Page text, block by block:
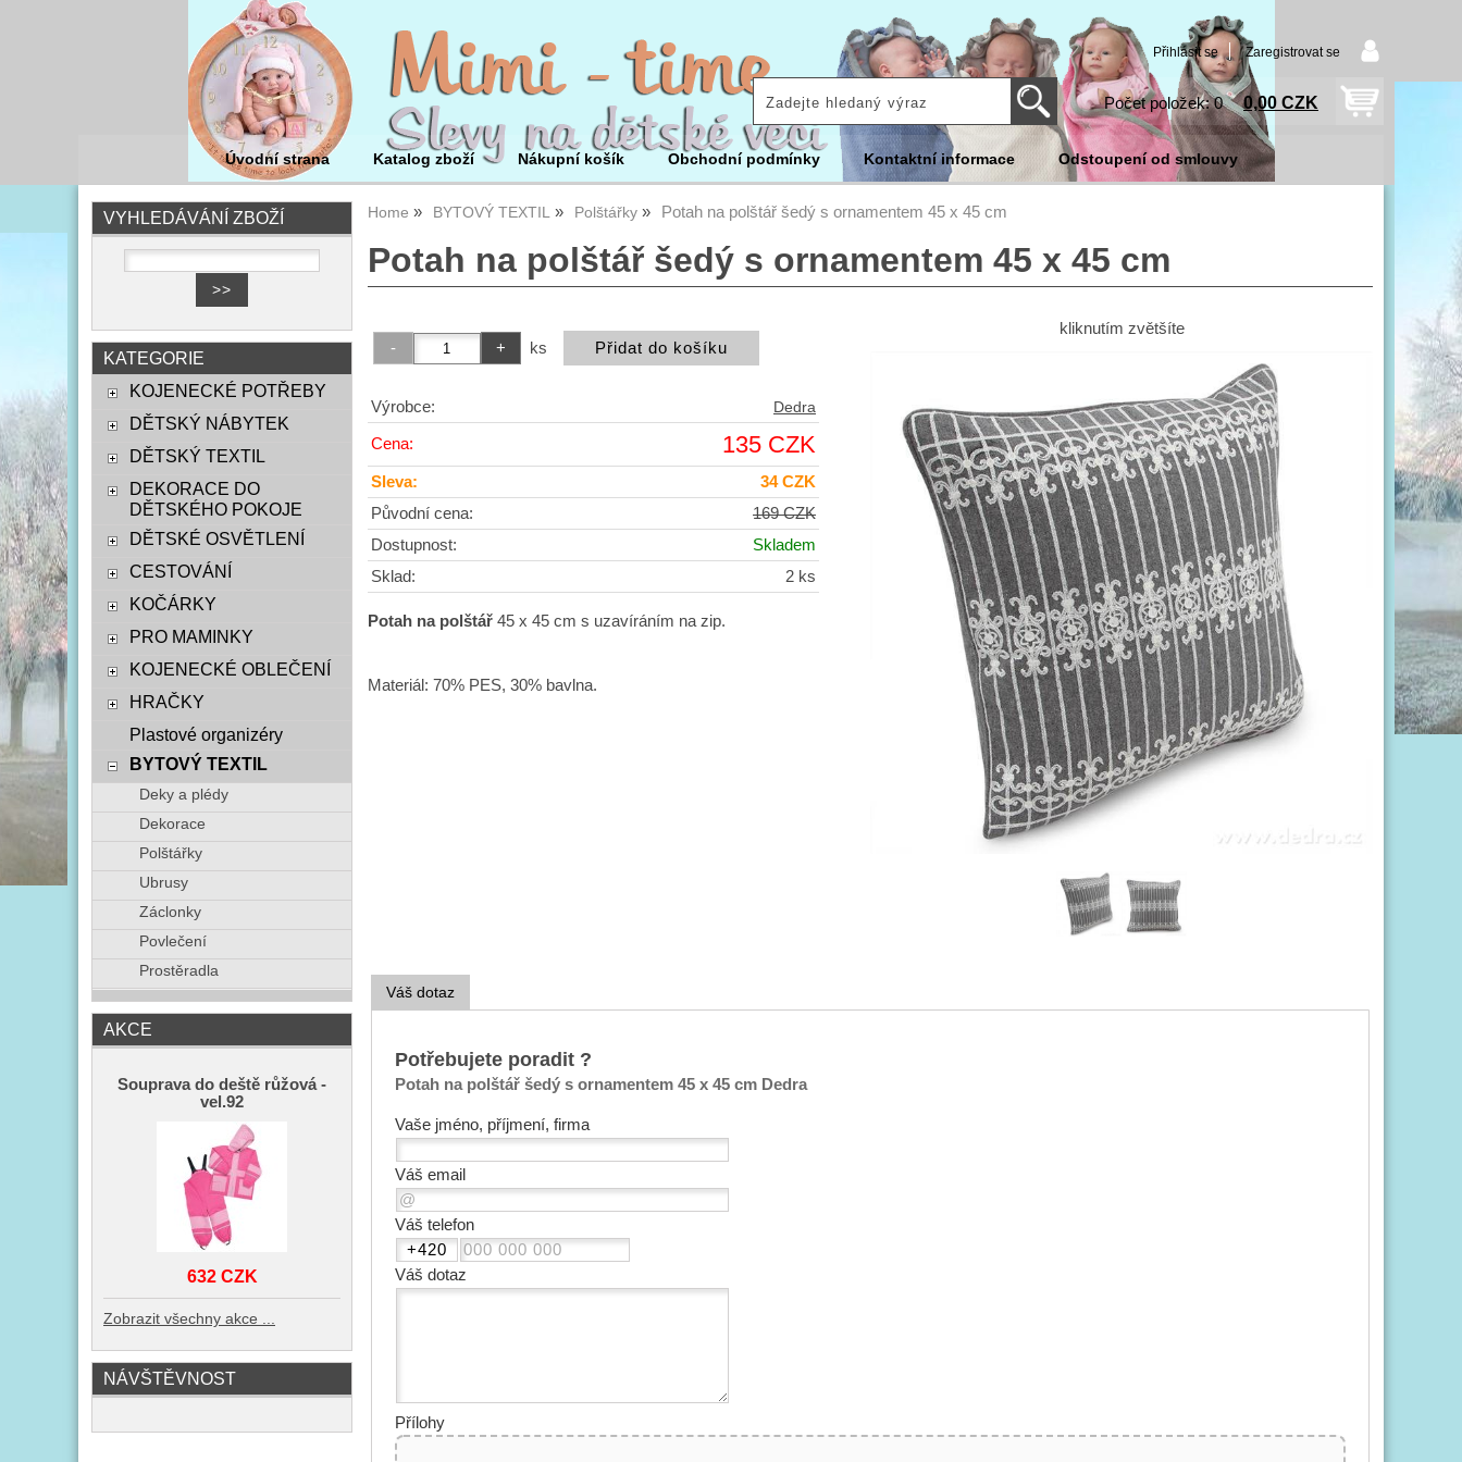
Přihlásit se Zaregistrovat se
Počet položek: 0 0,00 CZK
Úvodní strana Katalog zboží Nákupní košík Obchodní podmínky Kontaktní informace Odstoupení od smlouvy
Home BYTOVÝ TEXTIL Polštářky Potah na polštář šedý s ornamentem 45 x 45 cm
Potah na polštář šedý s ornamentem 45 x 45 cm
kliknutím zvětšíte
ks
Výrobce: Dedra
Cena: 135 CZK
Sleva:
34 CZK
Původní cena:
169 CZK
Dostupnost:
Skladem
Sklad:
2 ks
Potah na polštář 45 x 45 cm s uzavíráním na zip.
Materiál: 70% PES, 30% bavlna.
Váš dotaz
Potřebujete poradit ?
Potah na polštář šedý s ornamentem 45 x 45 cm Dedra
Vaše jméno, příjmení, firma
Váš email
Váš telefon
Váš dotaz
Přílohy
VYHLEDÁVÁNÍ ZBOŽÍ
KATEGORIE
KOJENECKÉ POTŘEBY
DĚTSKÝ NÁBYTEK
DĚTSKÝ TEXTIL
DEKORACE DO
DĚTSKÉHO POKOJE
DĚTSKÉ OSVĚTLENÍ
CESTOVÁNÍ
KOČÁRKY
PRO MAMINKY
KOJENECKÉ OBLEČENÍ
HRAČKY
Plastové organizéry
BYTOVÝ TEXTIL
Deky a plédy
Dekorace
Polštářky
Ubrusy
Záclonky
Povlečení
Prostěradla
AKCE
Souprava do deště růžová -
vel.92
632 CZK
Zobrazit všechny akce ...
NÁVŠTĚVNOST